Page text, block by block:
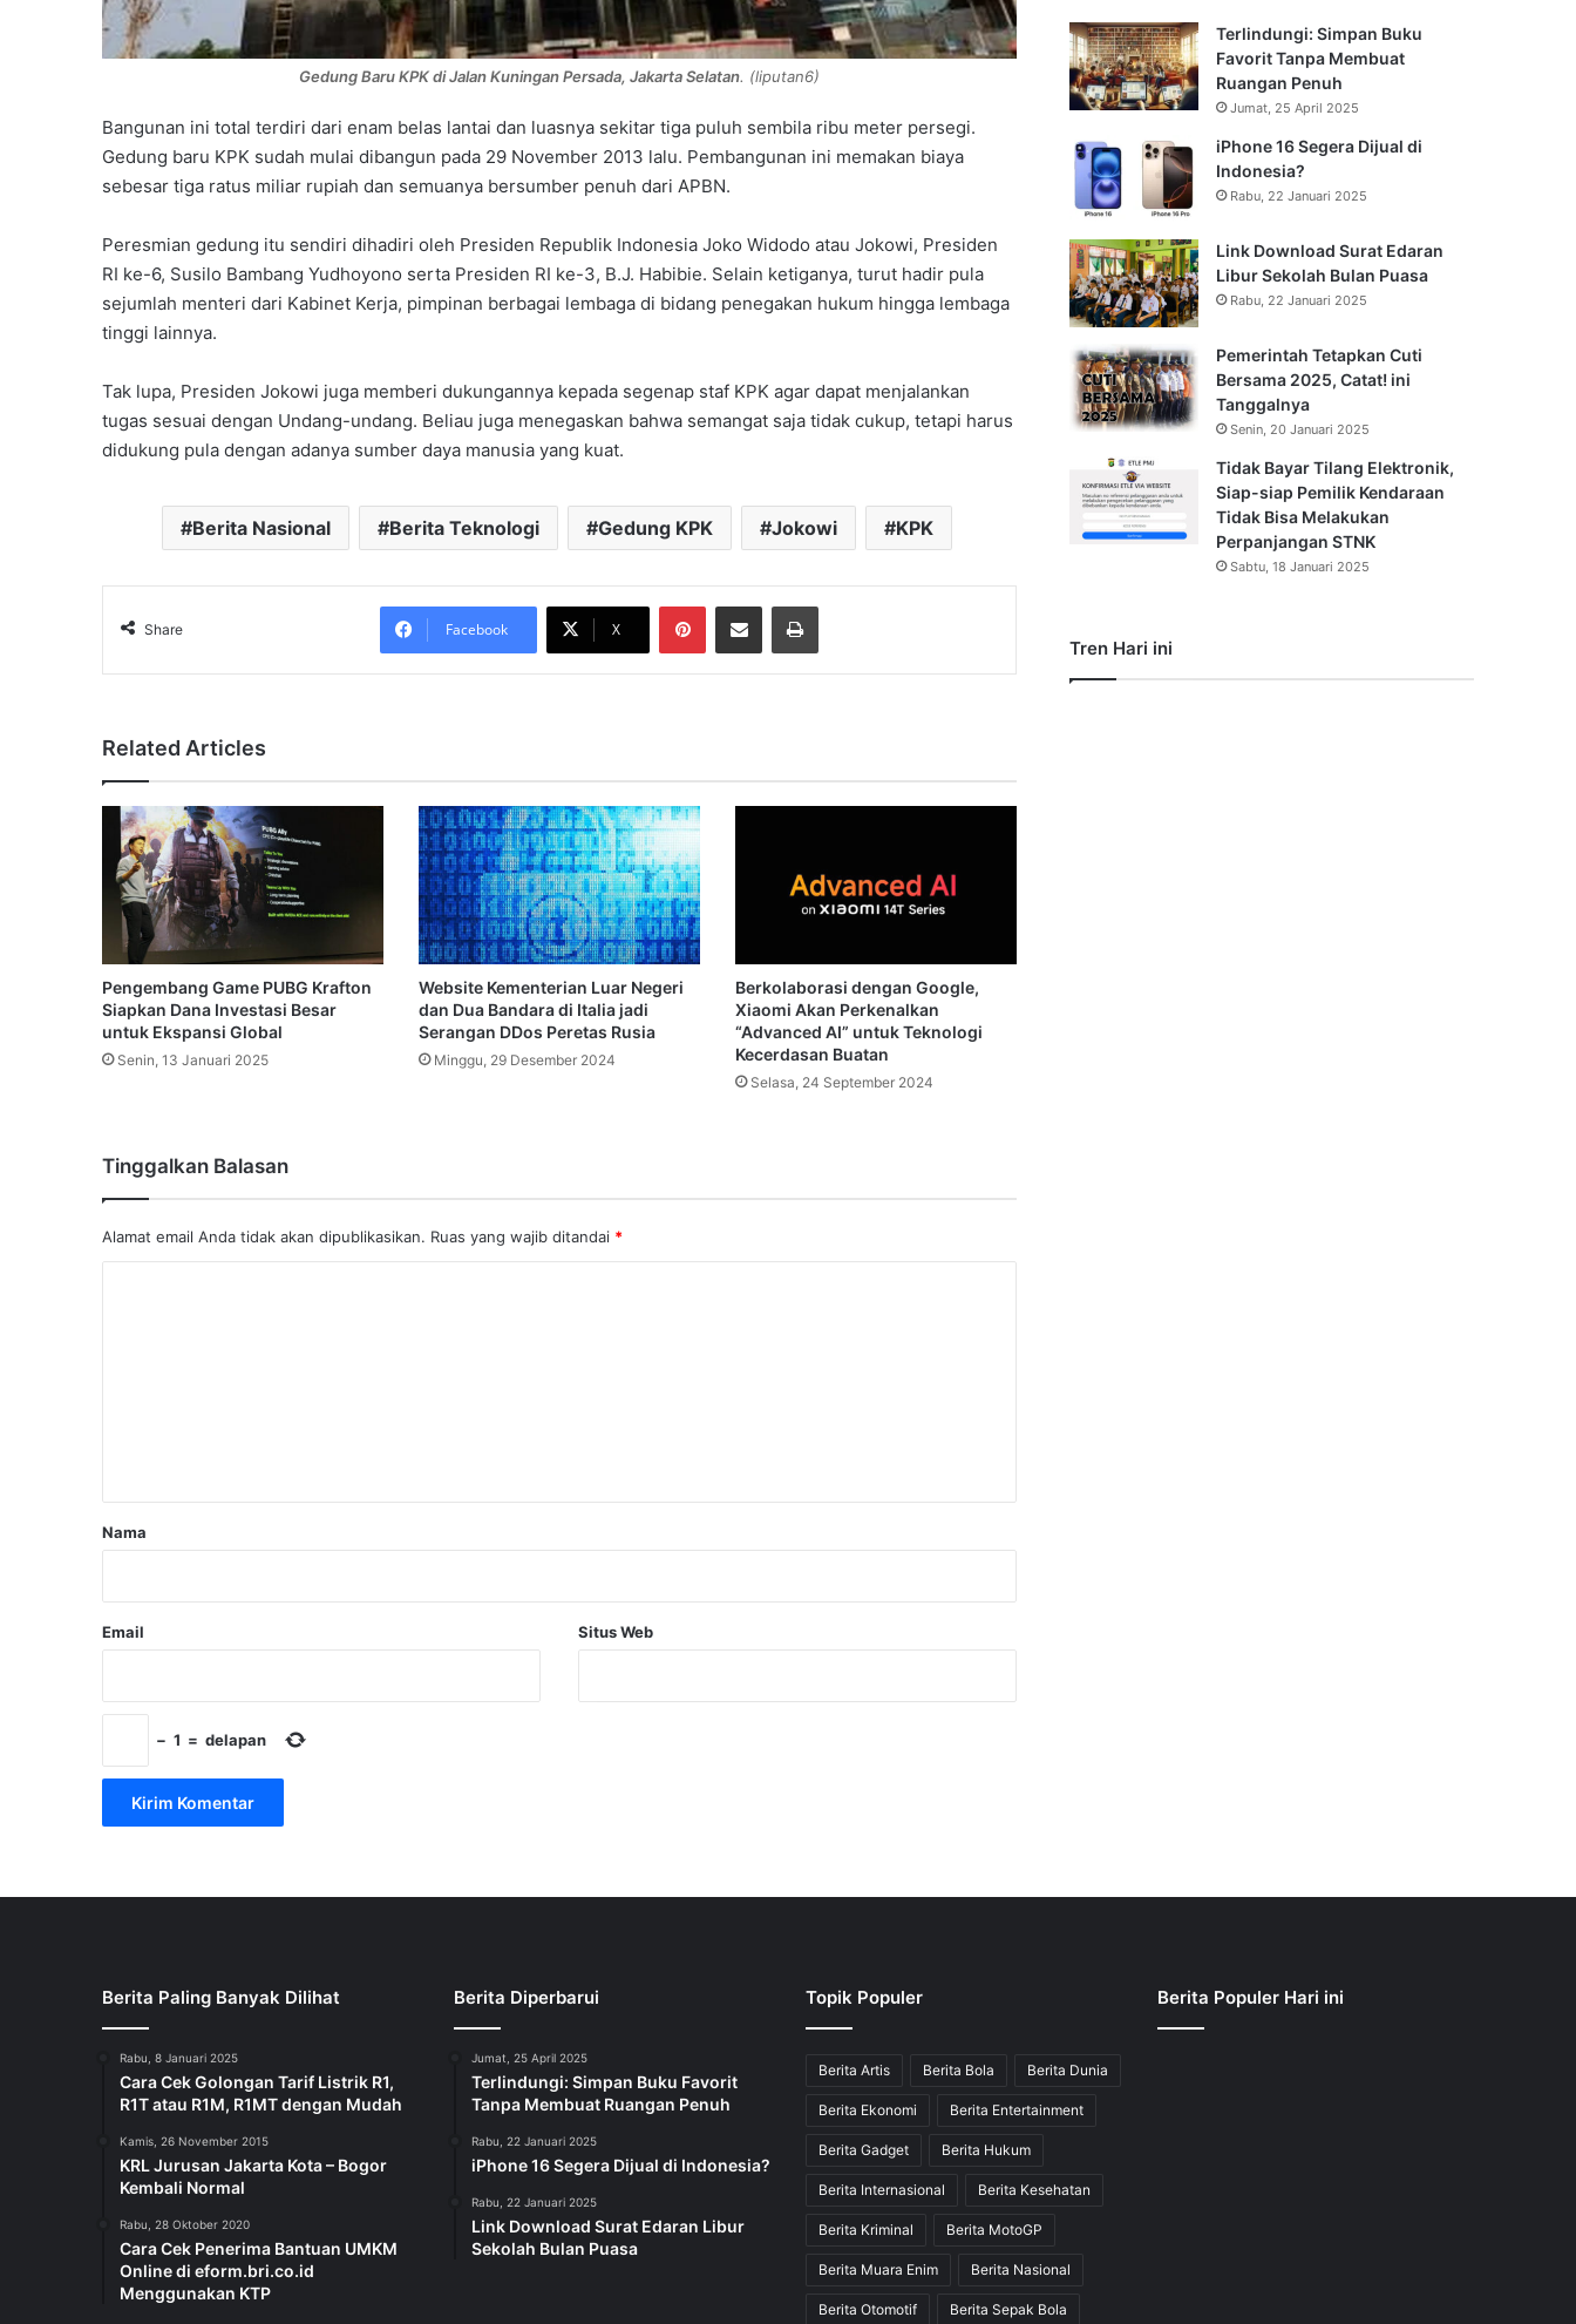
Gedung Baru KPK di Jalan Kuningan Persada, Jakarta Selatan. (liputan6)
Bangunan ini total terdiri dari enam belas lantai dan luasnya sekitar tiga puluh sembila ribu meter persegi.
Gedung baru KPK sudah mulai dibangun pada 29 November 2013 lalu. Pembangunan ini memakan biaya
sebesar tiga ratus miliar rupiah dan semuanya bersumber penuh dari APBN.
Peresmian gedung itu sendiri dihadiri oleh Presiden Republik Indonesia Joko Widodo atau Jokowi, Presiden
RI ke-6, Susilo Bambang Yudhoyono serta Presiden RI ke-3, B.J. Habibie. Selain ketiganya, turut hadir pula
sejumlah menteri dari Kabinet Kerja, pimpinan berbagai lembaga di bidang penegakan hukum hingga lembaga
tinggi lainnya.
Tak lupa, Presiden Jokowi juga memberi dukungannya kepada segenap staf KPK agar dapat menjalankan
tugas sesuai dengan Undang-undang. Beliau juga menegaskan bahwa semangat saja tidak cukup, tetapi harus
didukung pula dengan adanya sumber daya manusia yang kuat.
Berita Nasional Berita Teknologi Gedung KPK Jokowi KPK
Share Facebook X
PinterestShare via Email Print
Related Articles
Pengembang Game PUBG Krafton
Siapkan Dana Investasi Besar
untuk Ekspansi Global
Senin, 13 Januari 2025
Website Kementerian Luar Negeri
dan Dua Bandara di Italia jadi
Serangan DDos Peretas Rusia
Minggu, 29 Desember 2024
Berkolaborasi dengan Google,
Xiaomi Akan Perkenalkan
“Advanced AI” untuk Teknologi
Kecerdasan Buatan
Selasa, 24 September 2024
Tinggalkan Balasan
Alamat email Anda tidak akan dipublikasikan. Ruas yang wajib ditandai *
r
Nama
Email Situs Web
− 1 = delapan
Terlindungi: Simpan Buku
Favorit Tanpa Membuat
Ruangan Penuh
Jumat, 25 April 2025
iPhone 16 Segera Dijual di
Indonesia?
Rabu, 22 Januari 2025
Link Download Surat Edaran
Libur Sekolah Bulan Puasa
Rabu, 22 Januari 2025
Pemerintah Tetapkan Cuti
Bersama 2025, Catat! ini
Tanggalnya
Senin, 20 Januari 2025
Tidak Bayar Tilang Elektronik,
Siap-siap Pemilik Kendaraan
Tidak Bisa Melakukan
Perpanjangan STNK
Sabtu, 18 Januari 2025
Tren Hari ini
Berita Paling Banyak Dilihat
Rabu, 8 Januari 2025
Cara Cek Golongan Tarif Listrik R1,
R1T atau R1M, R1MT dengan Mudah
Kamis, 26 November 2015
KRL Jurusan Jakarta Kota – Bogor
Kembali Normal
Rabu, 28 Oktober 2020
Cara Cek Penerima Bantuan UMKM
Online di eform.bri.co.id
Menggunakan KTP
Berita Diperbarui
Jumat, 25 April 2025
Terlindungi: Simpan Buku Favorit
Tanpa Membuat Ruangan Penuh
Rabu, 22 Januari 2025
iPhone 16 Segera Dijual di Indonesia?
Rabu, 22 Januari 2025
Link Download Surat Edaran Libur
Sekolah Bulan Puasa
Topik Populer
Berita Artis Berita Bola Berita Dunia
Berita Ekonomi Berita Entertainment
Berita Gadget Berita Hukum
Berita Internasional Berita Kesehatan
Berita Kriminal Berita MotoGP
Berita Muara Enim Berita Nasional
Berita Otomotif Berita Sepak Bola
Berita Populer Hari ini